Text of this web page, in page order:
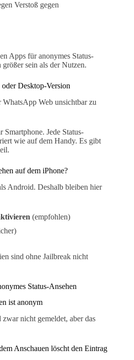
Verstoß gegen
Apps für anonymes Status-
sein als der Nutzen.
Desktop-Version
Web unsichtbar zu
Jede Status-
wie auf dem Handy. Es gibt
auf dem iPhone?
Android. Deshalb bleiben hier
(empfohlen)
sind ohne Jailbreak nicht
Status-Ansehen
ist anonym
nicht gemeldet, aber das
Anschauen löscht den Eintrag